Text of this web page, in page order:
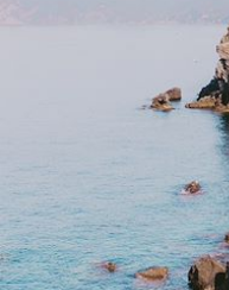
cristallines et de repas
d'olive, de pesto et de
, les Cinque Terre
se détendre et profiter
comme celui de
baigner et explorer les
les villages sont